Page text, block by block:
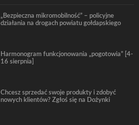
„Bezpieczna mikromobilność” – policyjne
działania na drogach powiatu gołdapskiego
Harmonogram funkcjonowania „pogotowia” [4-
16 sierpnia]
Chcesz sprzedać swoje produkty i zdobyć
nowych klientów? Zgłoś się na Dożynki